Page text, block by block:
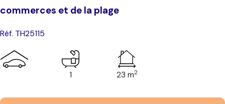
commerces et de la plage
Réf. TH25115
1 23 m2